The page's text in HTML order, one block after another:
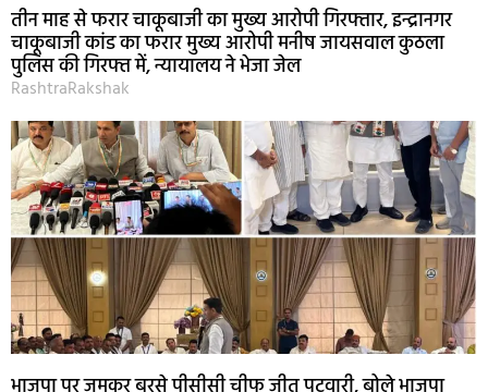
तीन माह से फरार चाकूबाजी का मुख्य आरोपी गिरफ्तार, इन्द्रानगर
चाकूबाजी कांड का फरार मुख्य आरोपी मनीष जायसवाल कुठला
पुलिस की गिरफ्त में, न्यायालय ने भेजा जेल
RashtraRakshak